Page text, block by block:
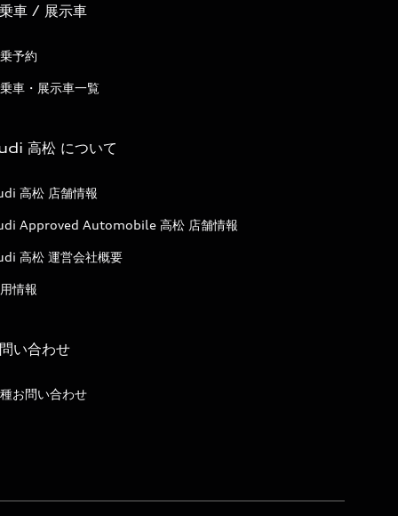
車 / 展示車
予約
車・展示車一覧
高松 について
高松 店舗情報
Approved Automobile 高松 店舗情報
高松 運営会社概要
情報
い合わせ
お問い合わせ